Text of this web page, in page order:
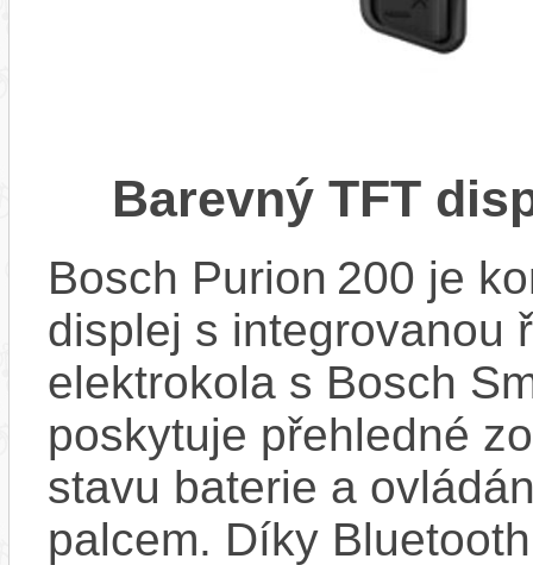
Barevný TFT
Bosch Purion 200 je
displej s integrovanou
elektrokola s Bosch
poskytuje přehledné
stavu baterie a
palcem. Díky